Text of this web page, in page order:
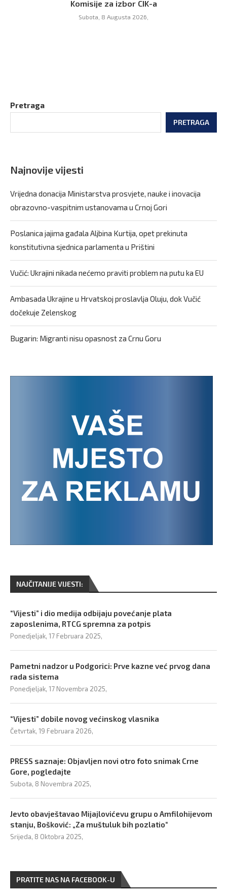
Komisije za izbor CIK-a
Subota, 8 Augusta 2026,
Pretraga
PRETRAGA
Najnovije vijesti
Vrijedna donacija Ministarstva prosvjete, nauke i inovacija
obrazovno-vaspitnim ustanovama u Crnoj Gori
Poslanica jajima gađala Aljbina Kurtija, opet prekinuta
konstitutivna sjednica parlamenta u Prištini
Vučić: Ukrajini nikada nećemo praviti problem na putu ka EU
Ambasada Ukrajine u Hrvatskoj proslavlja Oluju, dok Vučić
dočekuje Zelenskog
Bugarin: Migranti nisu opasnost za Crnu Goru
NAJČITANIJE VIJESTI:
“Vijesti” i dio medija odbijaju povećanje plata
zaposlenima, RTCG spremna za potpis
Ponedjeljak, 17 Februara 2025,
Pametni nadzor u Podgorici: Prve kazne već prvog dana
rada sistema
Ponedjeljak, 17 Novembra 2025,
“Vijesti” dobile novog većinskog vlasnika
Četvrtak, 19 Februara 2026,
PRESS saznaje: Objavljen novi otro foto snimak Crne
Gore, pogledajte
Subota, 8 Novembra 2025,
Jevto obavještavao Mijajlovićevu grupu o Amfilohijevom
stanju, Bošković: „Za muštuluk bih pozlatio“
Srijeda, 8 Oktobra 2025,
PRATITE NAS NA FACEBOOK-U